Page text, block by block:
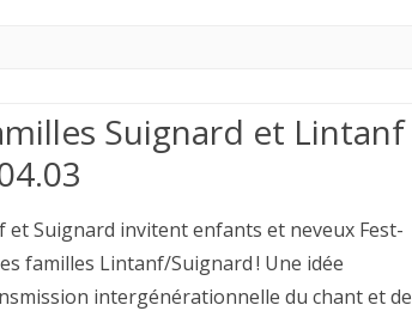
Suignard et Lintanf
et Suignard invitent enfants et neveux Fest-
familles Lintanf/Suignard ! Une idée
intergénérationnelle du chant et de